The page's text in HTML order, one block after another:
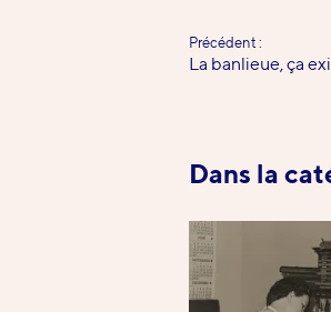
Précédent :
La banlieue, ça
-
Dans la